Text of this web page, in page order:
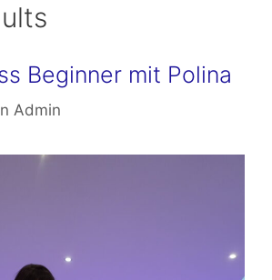
Beginner mit Polina
Admin